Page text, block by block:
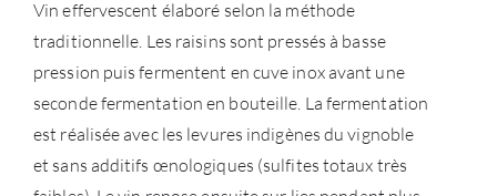
Vin effervescent élaboré selon la méthode
traditionnelle. Les raisins sont pressés à basse
pression puis fermentent en cuve inox avant une
seconde fermentation en bouteille. La fermentation
est réalisée avec les levures indigènes du vignoble
et sans additifs œnologiques (sulfites totaux très